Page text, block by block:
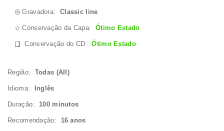
Gravadora: Classic line
Conservação da Capa: Ótimo Estado
Conservação do CD:Ótimo Estado
Região: Todas (All)
Idioma: Inglês
Duração: 100 minutos
Recomendação: 16 anos